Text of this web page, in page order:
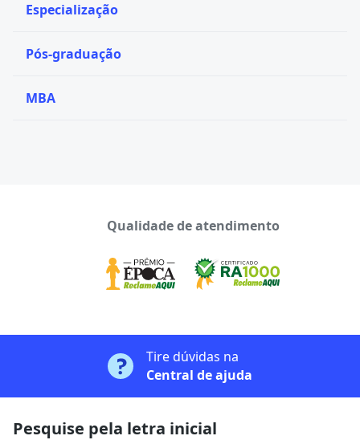
Especialização
Pós-graduação
MBA
Qualidade de atendimento
Tire dúvidas na
Central de ajuda
Pesquise pela letra inicial